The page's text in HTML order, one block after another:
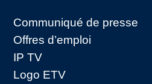
Communiqué de presse
Offres d’emploi
IP TV
Logo ETV